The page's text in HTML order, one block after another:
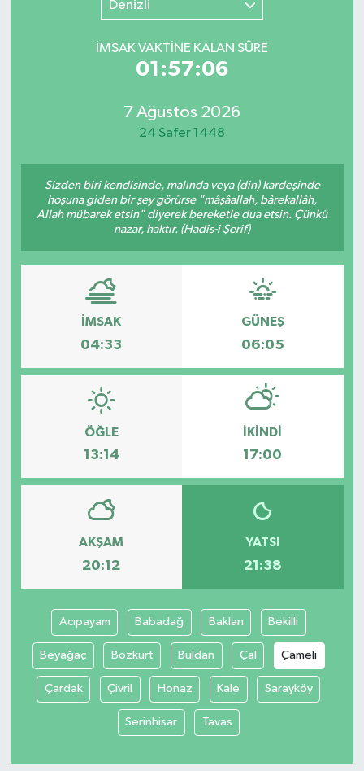
Denizli
İMSAK VAKTİNE KALAN SÜRE
01:57:06
7 Ağustos 2026
24 Safer 1448
Sizden biri kendisinde, malında veya (din) kardeşinde
hoşuna giden bir şey görürse "mâşâallah, bârekallâh,
Allah mübarek etsin" diyerek bereketle dua etsin. Çünkü
nazar, haktır. (Hadis-i Şerif)
İMSAK
04:33
GÜNEŞ
06:05
ÖĞLE
13:14
İKINDI
17:00
AKŞAM
20:12
YATSI
21:38
Acıpayam Babadağ Baklan Bekilli
Beyağaç Bozkurt Buldan Çal Çameli
Çardak Çivril Honaz Kale Sarayköy
Serinhisar Tavas
YARIŞMA/ETKİNLİKLER
MEVZUAT/KARARLAR